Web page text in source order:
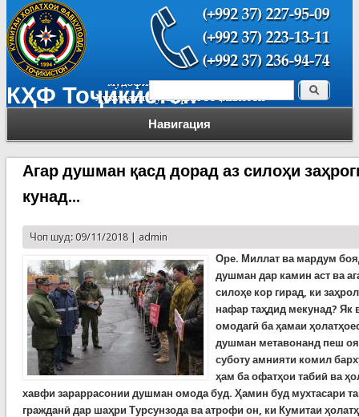
КҲФ Тоҷикистон
Навигация
Форма поиска Поиск
Агар душман қасд дорад аз силоҳи
кунад...
Чоп шуд: 09/11/2018 | admin
Оре. Миллат ва мардум
душман дар камин аст ва
силоҳе кор гирад, ки
нафар таҳдид мекунад?
омодагӣ ба ҳамаи
душман метавонанд пеш
суботу амнияти комил
ҳам ба офатҳои табиӣ ва
хавфи зараррасонии душман омода буд. Ҳамин буд мухтасари
гражданӣ дар шаҳри Турсунзода ва атрофи он, ки Кумитаи